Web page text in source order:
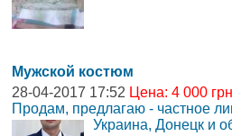
Мужской костюм
28-04-2017 17:52 Цена: 4 000
Продам, предлагаю - частное
Украина, Донецк и